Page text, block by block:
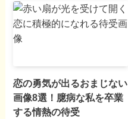
恋の勇気が出るおまじない
画像8選！臆病な私を卒業
する情熱の待受